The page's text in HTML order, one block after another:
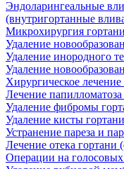
Эндоларингеальные
(внутригортанные
Микрохирургия гортани
Удаление
Удаление инородного
Удаление
Хирургическое
Лечение
Удаление фибромы
Удаление кисты гортани
Устранение пареза и
Лечение отека гортани
Операции на голосовых